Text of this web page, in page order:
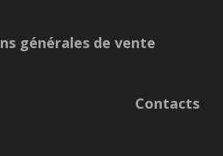
générales de vente
Contacts